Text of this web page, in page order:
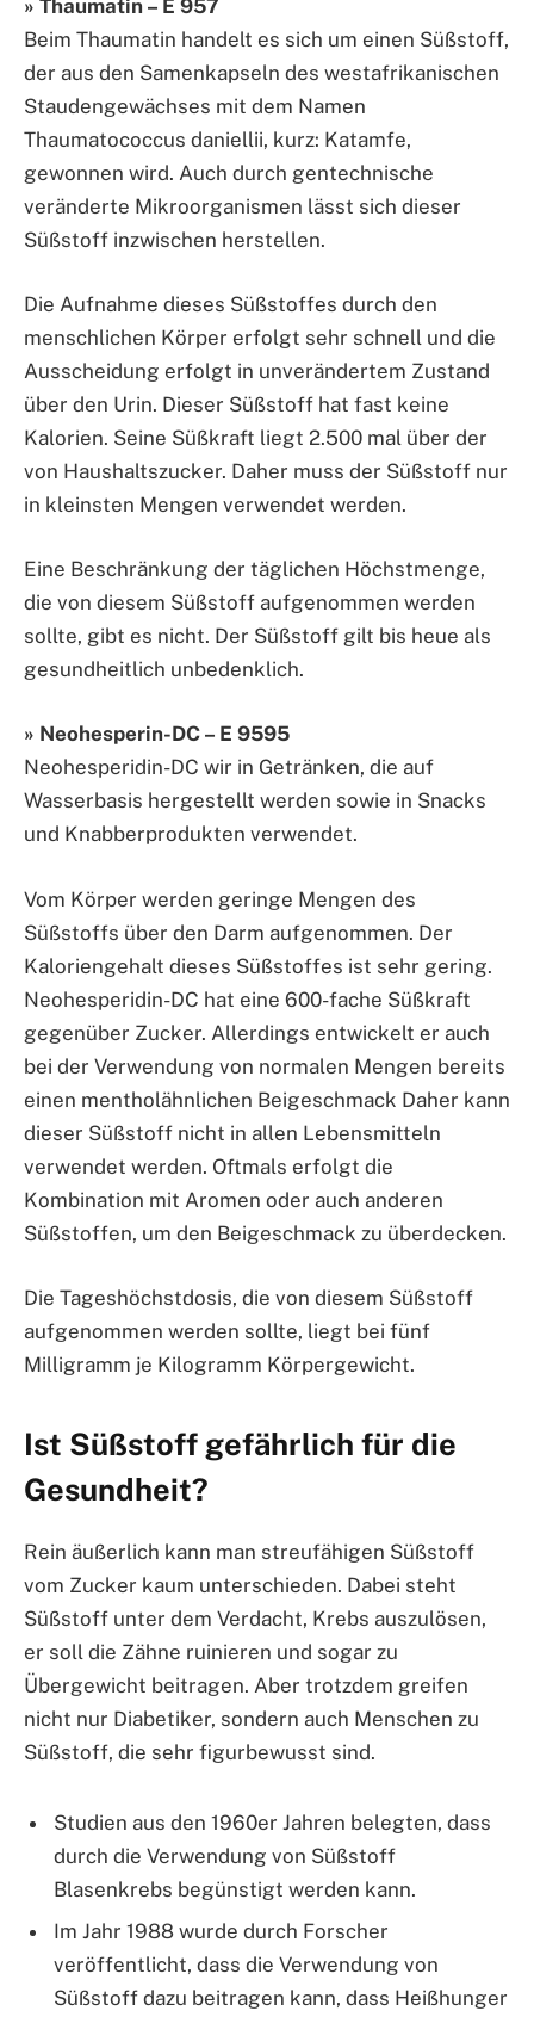
» Thaumatin – E 957
Beim Thaumatin handelt es sich um einen Süßstoff,
der aus den Samenkapseln des westafrikanischen
Staudengewächses mit dem Namen
Thaumatococcus daniellii, kurz: Katamfe,
gewonnen wird. Auch durch gentechnische
veränderte Mikroorganismen lässt sich dieser
Süßstoff inzwischen herstellen.
Die Aufnahme dieses Süßstoffes durch den
menschlichen Körper erfolgt sehr schnell und die
Ausscheidung erfolgt in unverändertem Zustand
über den Urin. Dieser Süßstoff hat fast keine
Kalorien. Seine Süßkraft liegt 2.500 mal über der
von Haushaltszucker. Daher muss der Süßstoff nur
in kleinsten Mengen verwendet werden.
Eine Beschränkung der täglichen Höchstmenge,
die von diesem Süßstoff aufgenommen werden
sollte, gibt es nicht. Der Süßstoff gilt bis heue als
gesundheitlich unbedenklich.
» Neohesperin-DC – E 9595
Neohesperidin-DC wir in Getränken, die auf
Wasserbasis hergestellt werden sowie in Snacks
und Knabberprodukten verwendet.
Vom Körper werden geringe Mengen des
Süßstoffs über den Darm aufgenommen. Der
Kaloriengehalt dieses Süßstoffes ist sehr gering.
Neohesperidin-DC hat eine 600-fache Süßkraft
gegenüber Zucker. Allerdings entwickelt er auch
bei der Verwendung von normalen Mengen bereits
einen mentholähnlichen Beigeschmack Daher kann
dieser Süßstoff nicht in allen Lebensmitteln
verwendet werden. Oftmals erfolgt die
Kombination mit Aromen oder auch anderen
Süßstoffen, um den Beigeschmack zu überdecken.
Die Tageshöchstdosis, die von diesem Süßstoff
aufgenommen werden sollte, liegt bei fünf
Milligramm je Kilogramm Körpergewicht.
Ist Süßstoff gefährlich für die
Gesundheit?
Rein äußerlich kann man streufähigen Süßstoff
vom Zucker kaum unterschieden. Dabei steht
Süßstoff unter dem Verdacht, Krebs auszulösen,
er soll die Zähne ruinieren und sogar zu
Übergewicht beitragen. Aber trotzdem greifen
nicht nur Diabetiker, sondern auch Menschen zu
Süßstoff, die sehr figurbewusst sind.
Studien aus den 1960er Jahren belegten, dass
durch die Verwendung von Süßstoff
Blasenkrebs begünstigt werden kann.
Im Jahr 1988 wurde durch Forscher
veröffentlicht, dass die Verwendung von
Süßstoff dazu beitragen kann, dass Heißhunger